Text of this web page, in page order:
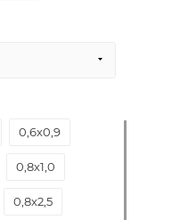
0,6х0,9
0,8х1,0
0,8х2,5